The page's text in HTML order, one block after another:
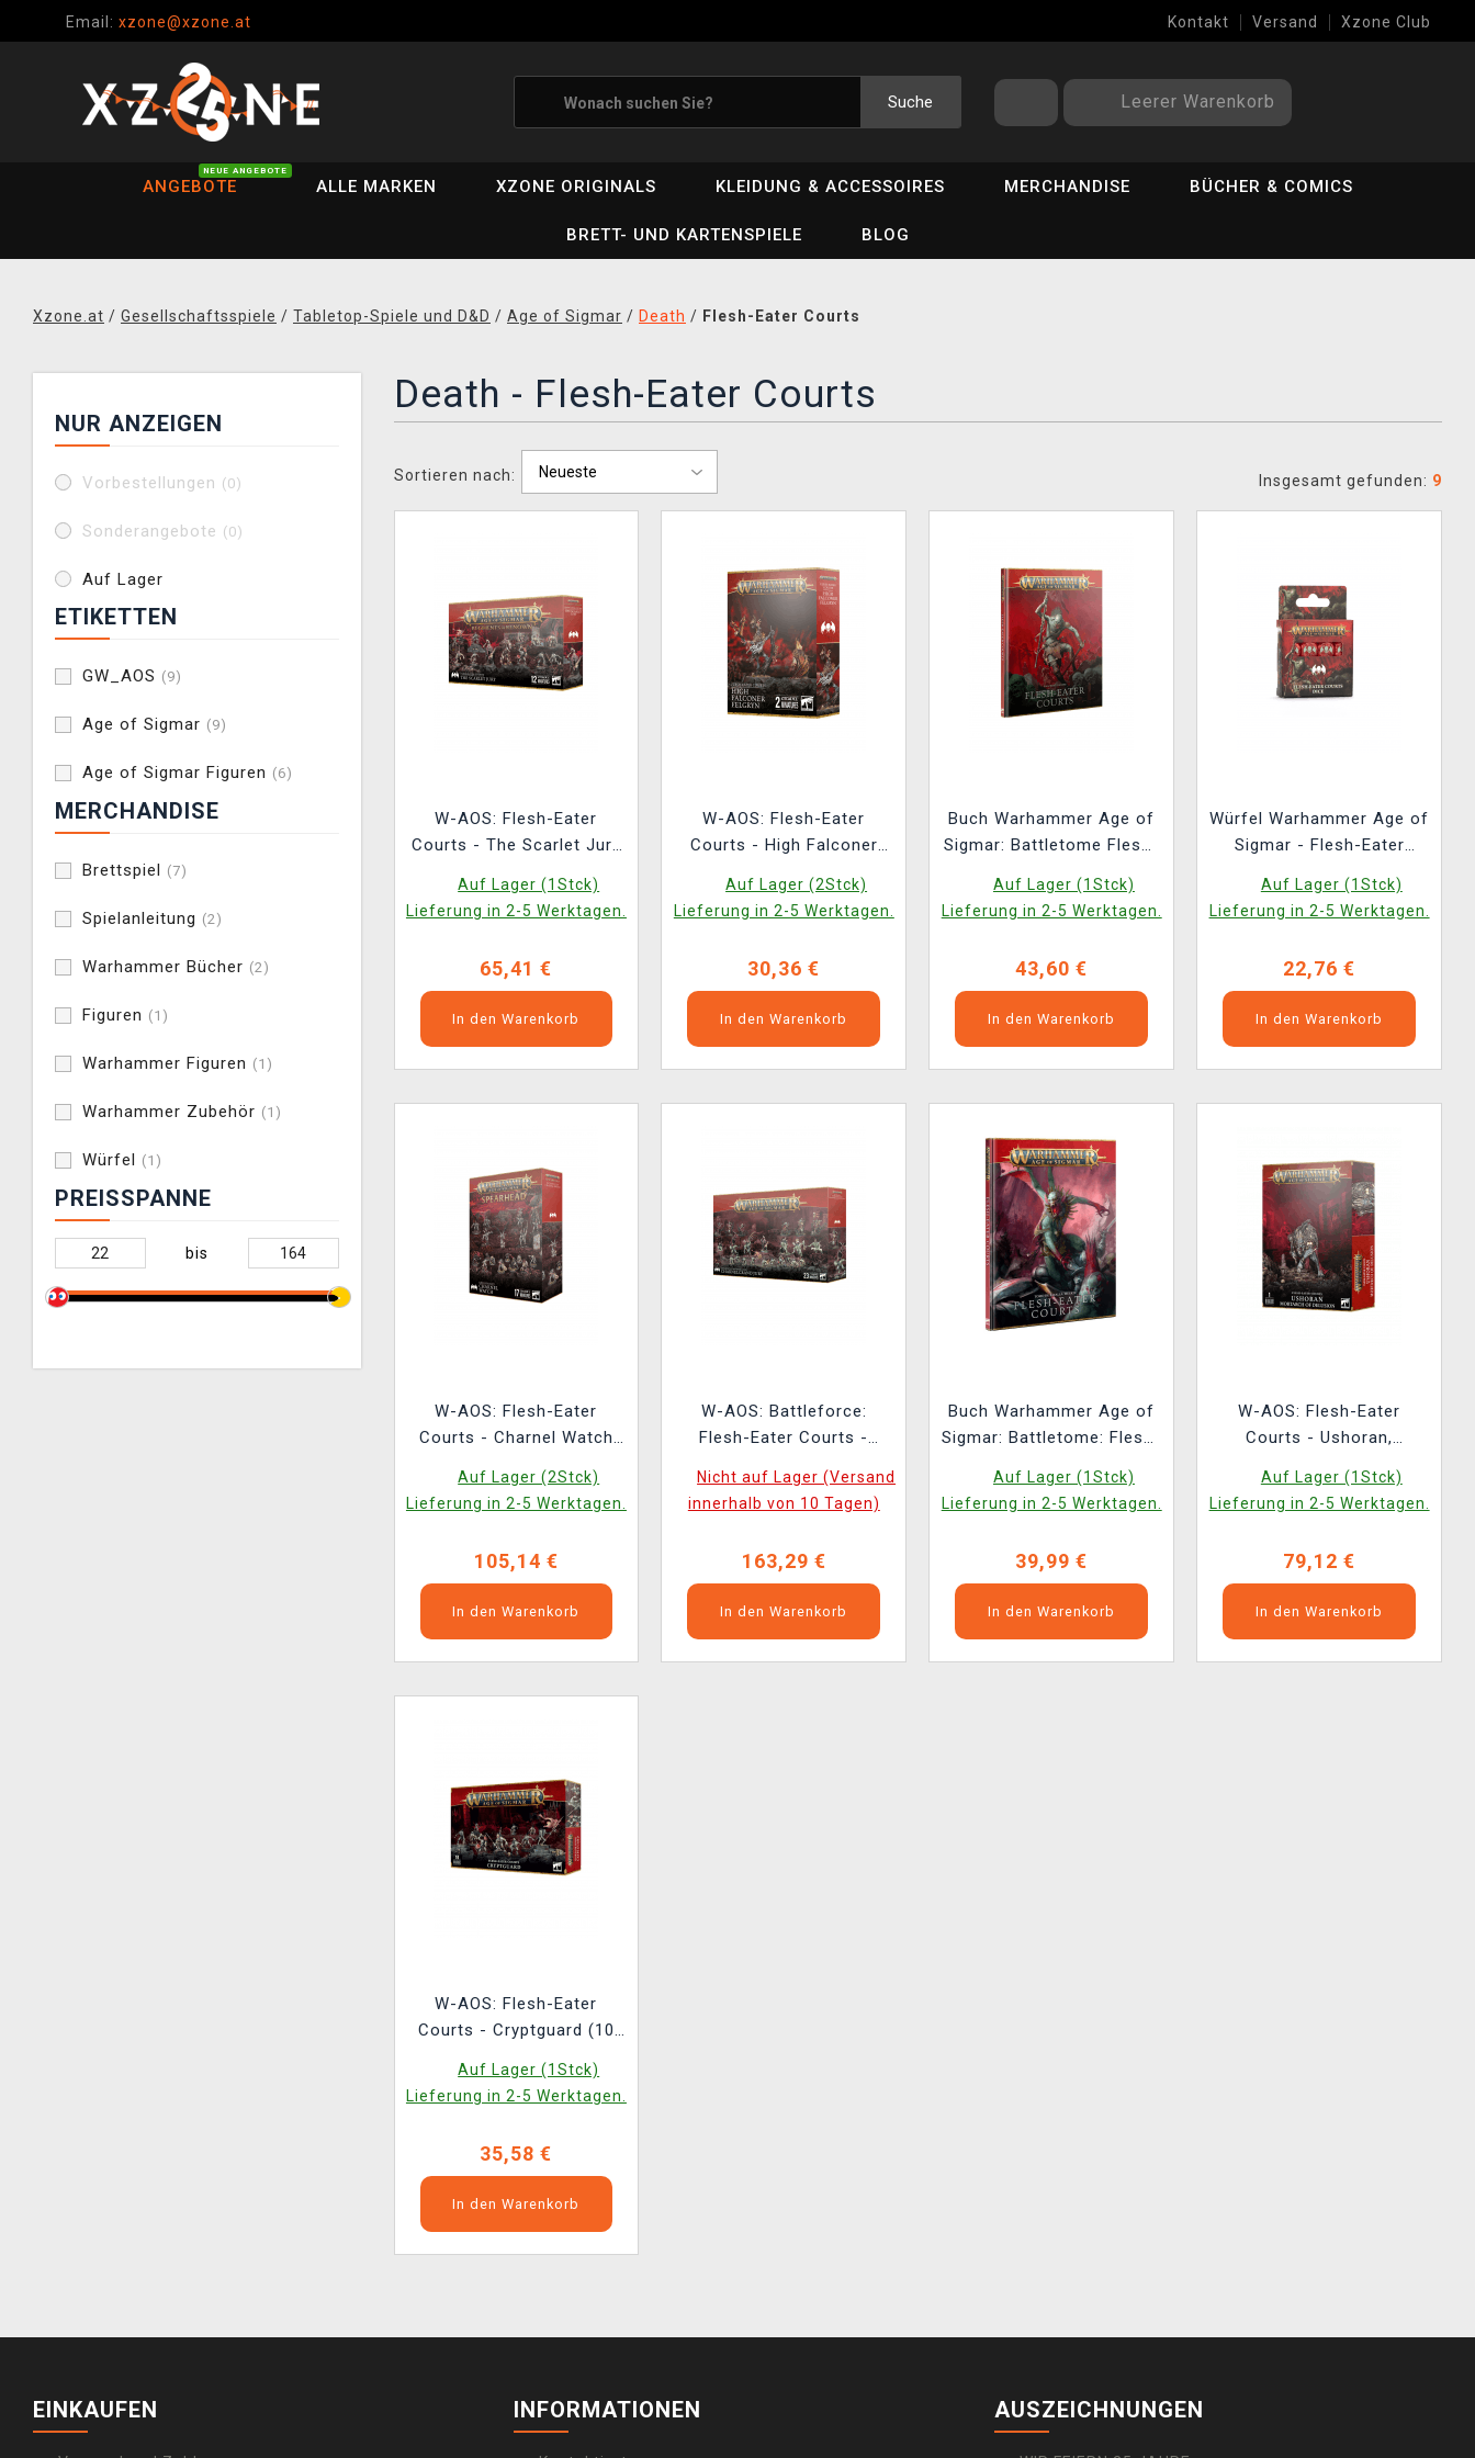
Email: xzone@xzone.at Kontakt Versand Xzone Club
Suche Leerer Warenkorb
ANGEBOTE
NEUE ANGEBOTE
ALLE MARKEN XZONE ORIGINALS KLEIDUNG & ACCESSOIRES MERCHANDISE BÜCHER & COMICS
BRETT- UND KARTENSPIELE BLOG
Xzone.at / Gesellschaftsspiele / Tabletop-Spiele und D&D / Age of Sigmar / Death / Flesh-Eater Courts
NUR ANZEIGEN
Vorbestellungen (0)
Sonderangebote (0)
Auf Lager
ETIKETTEN
GW_AOS (9)
Age of Sigmar (9)
Age of Sigmar Figuren (6)
MERCHANDISE
Brettspiel (7)
Spielanleitung (2)
Warhammer Bücher (2)
Figuren (1)
Warhammer Figuren (1)
Warhammer Zubehör (1)
Würfel (1)
PREISSPANNE
bis
Death - Flesh-Eater Courts
Sortieren nach: Insgesamt gefunden: 9
W-AOS: Flesh-Eater
Courts - The Scarlet Jury
Auf Lager (1Stck)
Lieferung in 2-5 Werktagen.
65,41 €
In den Warenkorb
W-AOS: Flesh-Eater
Courts - High Falconer
Auf Lager (2Stck)
Lieferung in 2-5 Werktagen.
30,36 €
In den Warenkorb
Buch Warhammer Age of
Sigmar: Battletome Flesh-
Auf Lager (1Stck)
Lieferung in 2-5 Werktagen.
43,60 €
In den Warenkorb
Würfel Warhammer Age of
Sigmar - Flesh-Eater
Auf Lager (1Stck)
Lieferung in 2-5 Werktagen.
22,76 €
In den Warenkorb
W-AOS: Flesh-Eater
Courts - Charnel Watch
Auf Lager (2Stck)
Lieferung in 2-5 Werktagen.
105,14 €
In den Warenkorb
W-AOS: Battleforce:
Flesh-Eater Courts -
Figuren)
Nicht auf Lager (Versand
innerhalb von 10 Tagen)
163,29 €
In den Warenkorb
Buch Warhammer Age of
Sigmar: Battletome: Flesh-
Auf Lager (1Stck)
Lieferung in 2-5 Werktagen.
39,99 €
In den Warenkorb
W-AOS: Flesh-Eater
Courts - Ushoran,
Auf Lager (1Stck)
Lieferung in 2-5 Werktagen.
79,12 €
In den Warenkorb
W-AOS: Flesh-Eater
Courts - Cryptguard (10
Auf Lager (1Stck)
Lieferung in 2-5 Werktagen.
35,58 €
In den Warenkorb
EINKAUFEN INFORMATIONEN AUSZEICHNUNGEN